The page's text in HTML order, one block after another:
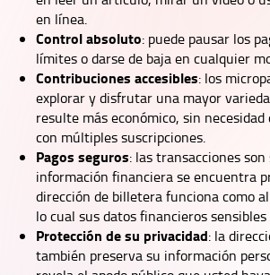
en línea.
Control absoluto: puede pausar los
límites o darse de baja en cualquier
Contribuciones accesibles: los
explorar y disfrutar una mayor
resulte más económico, sin
con múltiples suscripciones.
Pagos seguros: las transacciones
información financiera se encuentra
dirección de billetera funciona como
lo cual sus datos financieros
Protección de su privacidad: la
también preserva su información